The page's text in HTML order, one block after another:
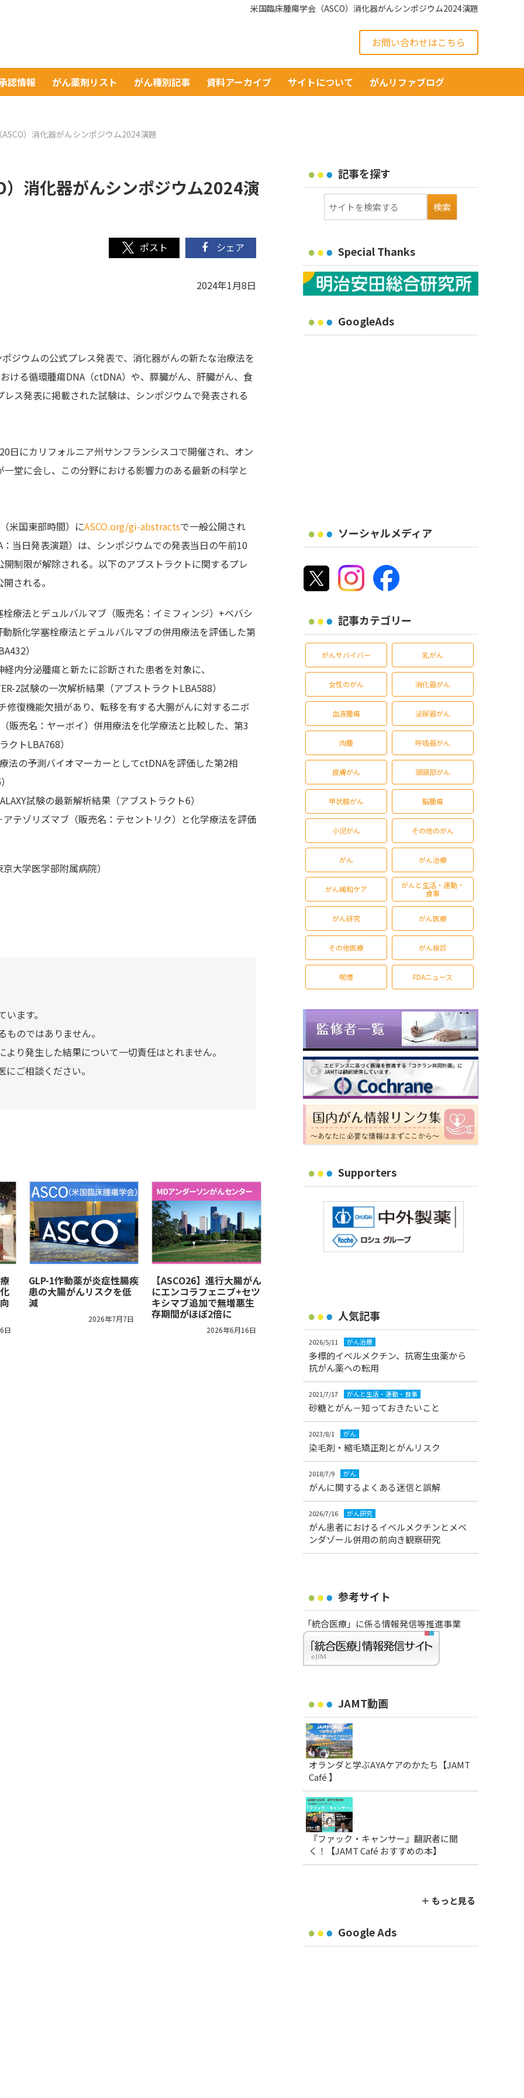
米国臨床腫瘍学会（ASCO）消化器がんシンポジウム2024演題
お問い合わせはこちら
認情報 がん薬剤リスト がん種別記事 資料アーカイブ サイトについて がんリファブログ
）消化器がんシンポジウム2024演題
）消化器がんシンポジウム2024演
シェア
2024年1月8日
ジウムの公式プレス発表で、消化器がんの新たな治療法を
ける循環腫瘍DNA（ctDNA）や、膵臓がん、肝臓がん、食
ス発表に掲載された試験は、シンポジウムで発表される
日にカリフォルニア州サンフランシスコで開催され、オン
堂に会し、この分野における影響力のある最新の科学と
米国東部時間）にASCO.org/gi-abstractsで一般公開され
当日発表演題）は、シンポジウムでの発表当日の午前10
制限が解除される。以下のアブストラクトに関するプレ
される。
療法とデュルバルマブ（販売名：イミフィンジ）+ベバシ
脈化学塞栓療法とデュルバルマブの併用療法を評価した第
）
内分泌腫瘍と新たに診断された患者を対象に、
2試験の一次解析結果（アブストラクトLBA588）
復機能欠損があり、転移を有する大腸がんに対するニボ
販売名：ヤーボイ）併用療法を化学療法と比較した、第3
トLBA768）
法の予測バイオマーカーとしてctDNAを評価した第2相
試験の最新解析結果（アブストラクト6）
テゾリズマブ（販売名：​​テセントリク）と化学療法を評価
大学医学部附属病院）
ます。
のではありません。
り発生した結果について一切責任はとれません。
ご相談ください。
日
GLP-1作動薬が炎症性腸疾
患の大腸がんリスクを低
減
2026年7月7日
【ASCO26】進行大腸がん
にエンコラフェニブ+セツ
キシマブ追加で無増悪生
存期間がほぼ2倍に
2026年6月16日
記事を探す
Special Thanks
GoogleAds
ソーシャルメディア
記事カテゴリー
がんサバイバー 乳がん
女性のがん 消化器がん
血液腫瘍 泌尿器がん
肉腫 呼吸器がん
皮膚がん 頭頸部がん
甲状腺がん 脳腫瘍
小児がん その他のがん
がん がん治療
がん緩和ケア
がんと生活・運動・
食事
がん研究 がん医療
その他医療 がん検診
喫煙 FDAニュース
Supporters
人気記事
2026/5/11 がん治療
多標的イベルメクチン、抗寄生虫薬から
抗がん薬への転用
2021/7/17 がんと生活・運動・食事
砂糖とがん－知っておきたいこと
2023/8/1 がん
染毛剤・縮毛矯正剤とがんリスク
2018/7/9 がん
がんに関するよくある迷信と誤解
2026/7/16 がん研究
がん患者におけるイベルメクチンとメベ
ンダゾール併用の前向き観察研究
参考サイト
「統合医療」に係る情報発信等推進事業
JAMT動画
オランダと学ぶAYAケアのかたち【JAMT
Café 】
『ファック・キャンサー』翻訳者に聞
く！【JAMT Café おすすめの本】
＋ もっと見る
Google Ads